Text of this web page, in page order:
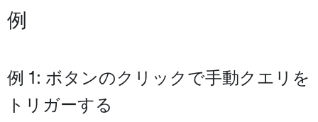
例
例 1: ボタンのクリックで手動クエリを
トリガーする